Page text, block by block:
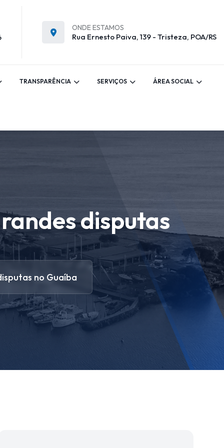
ONDE ESTAMOS
Rua Ernesto Paiva, 139 - Tristeza, POA/RS
TRANSPARÊNCIA SERVIÇOS ÁREA SOCIAL
disputas
no Guaíba